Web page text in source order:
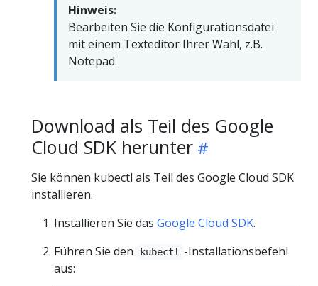
Hinweis:
Bearbeiten Sie die Konfigurationsdatei
mit einem Texteditor Ihrer Wahl, z.B.
Notepad.
Download als Teil des Google
Cloud SDK herunter
Sie können kubectl als Teil des Google Cloud SDK
installieren.
Installieren Sie das Google Cloud SDK.
Führen Sie den
kubectl
-Installationsbefehl
aus: